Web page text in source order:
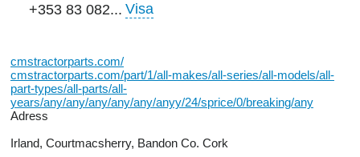
+353 83 082... Visa
cmstractorparts.com/
cmstractorparts.com/part/1/all-makes/all-series/all-models/all-
part-types/all-parts/all-
years/any/any/any/any/any/anyy/24/sprice/0/breaking/any
Adress
Irland, Courtmacsherry, Bandon Co. Cork